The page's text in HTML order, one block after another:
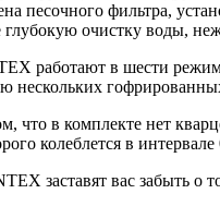
песочного фильтра,
глубокую очистку воды,
работают в шести
нескольких
что в комплекте нет
колеблется в
заставят вас забыть о